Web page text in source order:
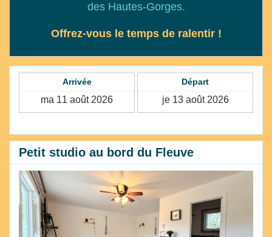
des Hautes-Gorges.
Offrez-vous le temps de ralentir !
Arrivée Départ
Petit studio au bord du Fleuve
Previous